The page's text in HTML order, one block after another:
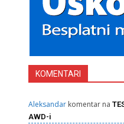
KOMENTARI
Aleksandar komentar na
AWD-i